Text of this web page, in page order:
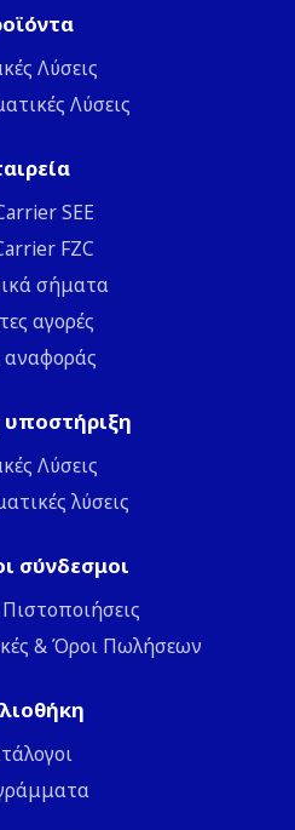
Λύσεις
Λύσεις
SEE
FZC
σήματα
αγορές
υποστήριξη
Λύσεις
λύσεις
σύνδεσμοι
Πιστοποιήσεις
& Όροι Πωλήσεων